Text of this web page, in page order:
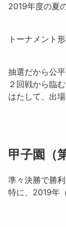
2019年度の夏
トーナメント
抽選だから公
２回戦から臨
はたして、出
甲子園（
準々決勝で勝
特に、2019年